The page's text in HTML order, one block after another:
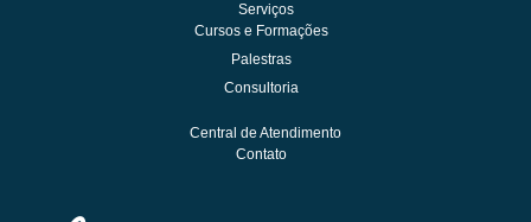
Serviços
Cursos e Formações
Palestras
Consultoria
Central de Atendimento
Contato